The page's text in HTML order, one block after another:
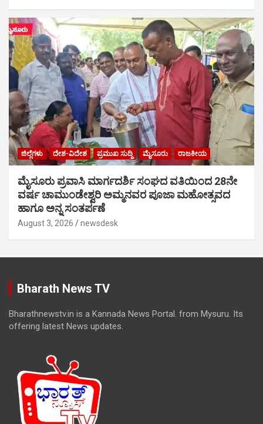
ಜಿಲ್ಲೆಗಳು ದೇಶ-ವಿದೇಶ ಪ್ರಮುಖ ಸುದ್ದಿ ಮೈಸೂರು ರಾಜಕೀಯ
ಮೈಸೂರು ಪ್ರವಾಸಿ ಮಾರ್ಗದರ್ಶಿ ಸಂಘದ ವತಿಯಿಂದ 28ನೇ
ವರ್ಷ ಚಾಮುಂಡೇಶ್ವರಿ ಅಮ್ಮನವರ ಪೂಜಾ ಮಹೋತ್ಸವದ
ಹಾಗೂ ಅನ್ನ ಸಂತರ್ಪಣೆ
August 3, 2026 newsdesk
Bharath News TV
Bharathnewstv.in is a Kannada News Portal. from Mysuru. Its
offering latest News updates.